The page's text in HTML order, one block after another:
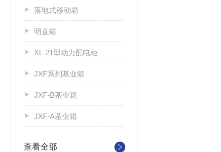
落地式移动箱
明直箱
XL-21型动力配电柜
JXF系列基业箱
JXF-B基业箱
JXF-A基业箱
查看全部